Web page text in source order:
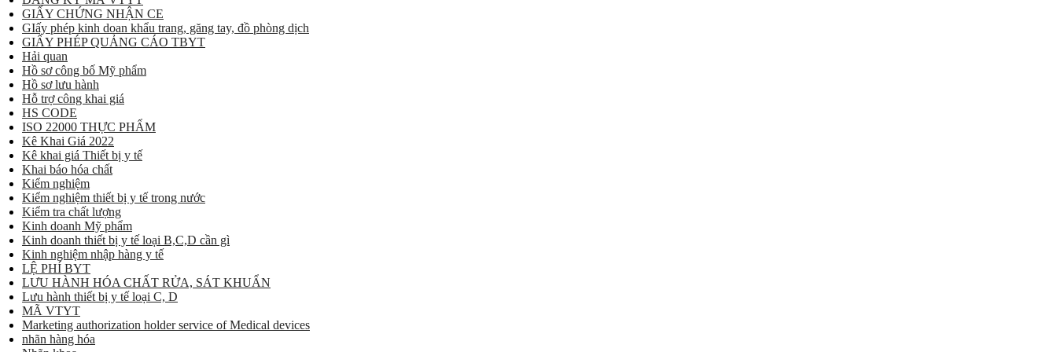
GIẤY CHỨNG NHẬN CE
GIấy phép kinh doan khẩu trang, găng tay, đồ phòng dịch
GIẤY PHÉP QUẢNG CÁO TBYT
Hải quan
Hồ sơ công bố Mỹ phẩm
Hồ sơ lưu hành
Hỗ trợ công khai giá
HS CODE
ISO 22000 THỰC PHẨM
Kê Khai Giá 2022
Kê khai giá Thiết bị y tế
Khai báo hóa chất
Kiểm nghiệm
Kiểm nghiệm thiết bị y tế trong nước
Kiểm tra chất lượng
Kinh doanh Mỹ phẩm
Kinh doanh thiết bị y tế loại B,C,D cần gì
Kinh nghiệm nhập hàng y tế
LỆ PHÍ BYT
LƯU HÀNH HÓA CHẤT RỬA, SÁT KHUẨN
Lưu hành thiết bị y tế loại C, D
MÃ VTYT
Marketing authorization holder service of Medical devices
nhãn hàng hóa